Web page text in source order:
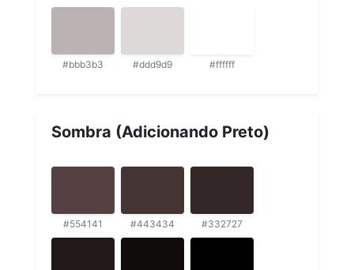
#bbb3b3 #ddd9d9 #ffffff
Sombra (Adicionando Preto)
#554141 #443434 #332727